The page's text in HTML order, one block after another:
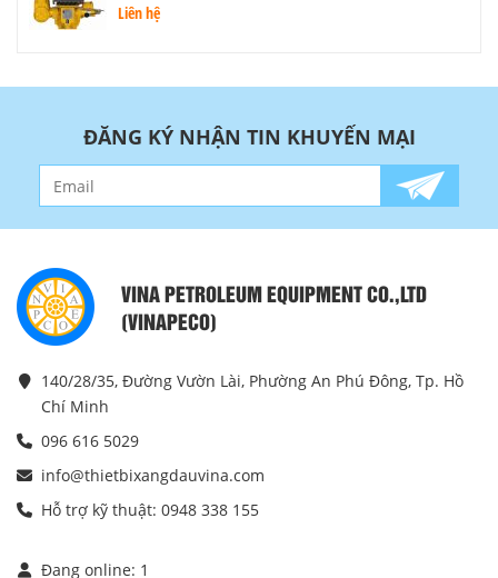
Liên hệ
ĐĂNG KÝ NHẬN TIN KHUYẾN MẠI
VINA PETROLEUM EQUIPMENT CO.,LTD
(VINAPECO)
140/28/35, Đường Vườn Lài, Phường An Phú Đông, Tp. Hồ
Chí Minh
096 616 5029
info@thietbixangdauvina.com
Hỗ trợ kỹ thuật: 0948 338 155
Đang online: 1